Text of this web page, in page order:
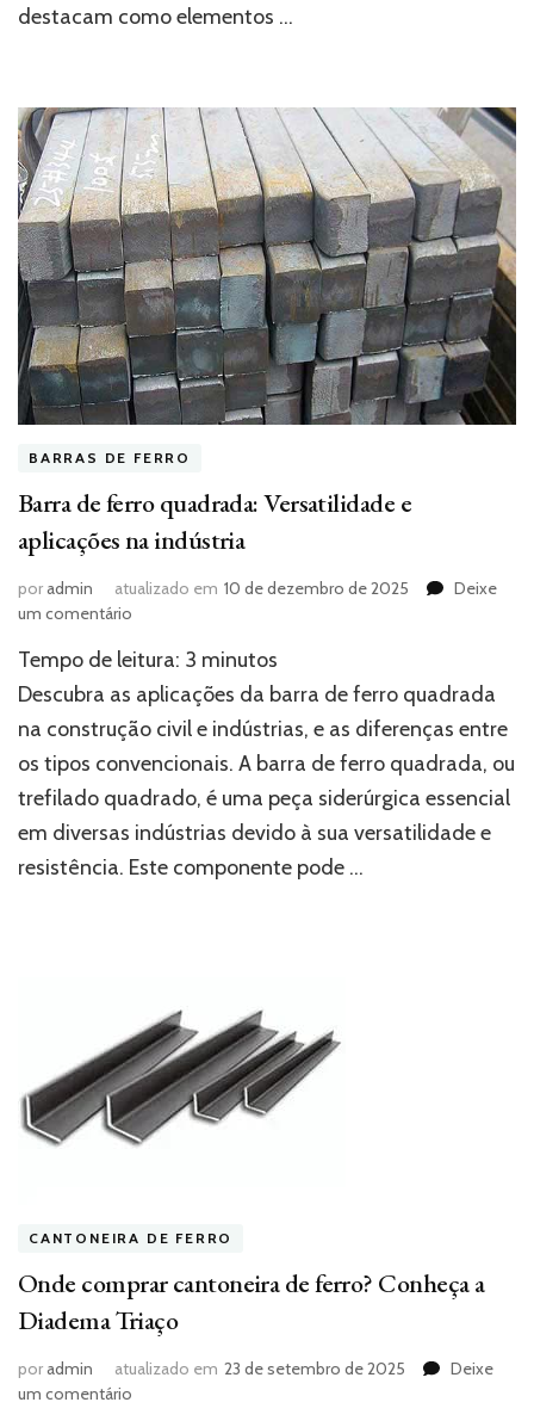
projetos
destacam como elementos …
BARRAS DE FERRO
Barra de ferro quadrada: Versatilidade e
aplicações na indústria
poradmin atualizado em 10 de dezembro de 2025
Deixe
um comentário
de
ferro
quadrada:
Versatilidade
e
aplicações
indústria
Tempo de leitura: 3 minutos
Descubra as aplicações da barra de ferro quadrada
na construção civil e indústrias, e as diferenças entre
os tipos convencionais. A barra de ferro quadrada, ou
trefilado quadrado, é uma peça siderúrgica essencial
em diversas indústrias devido à sua versatilidade e
resistência. Este componente pode …
CANTONEIRA DE FERRO
Onde comprar cantoneira de ferro? Conheça a
Diadema Triaço
poradmin atualizado em 23 de setembro de 2025
Deixe
um comentário